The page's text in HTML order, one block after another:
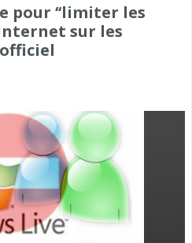
pour ‘‘limiter les
sur les